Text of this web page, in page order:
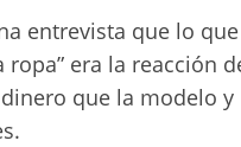
entrevista que lo que
era la reacción
que la modelo y